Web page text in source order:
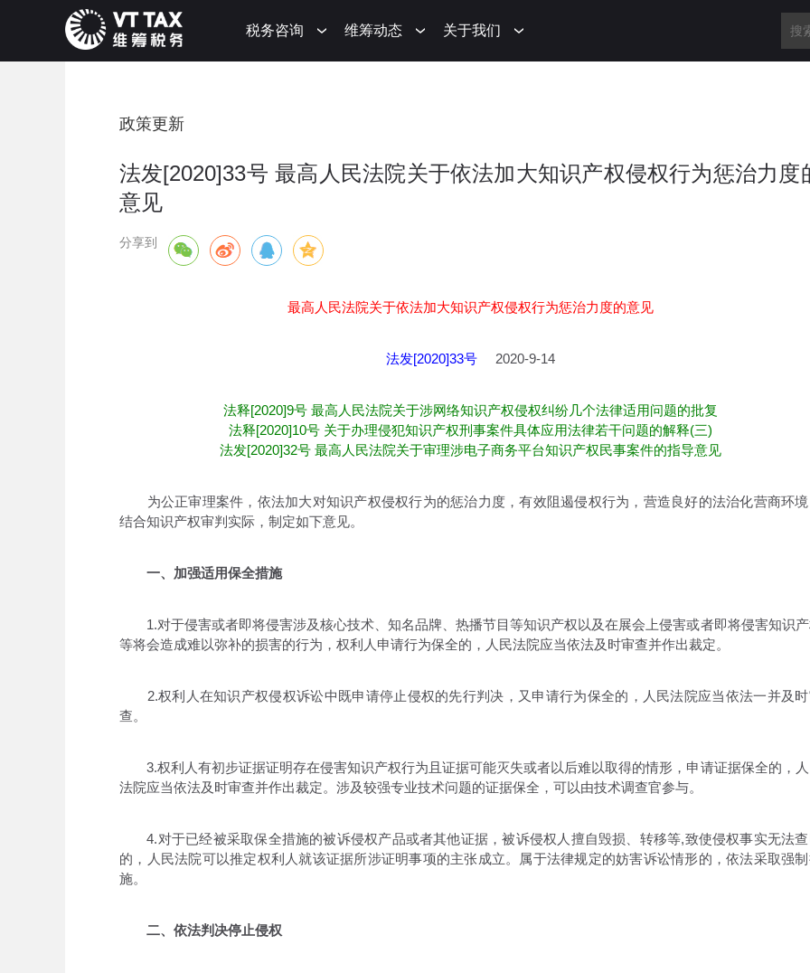
税务咨询 维筹动态 关于我们
政策更新
法发[2020]33号 最高人民法院关于依法加大知识产权侵权行为惩治力度
意见
分享到
最高人民法院关于依法加大知识产权侵权行为惩治力度的意见
法发[2020]33号 2020-9-14
法释[2020]9号 最高人民法院关于涉网络知识产权侵权纠纷几个法律适用问题的批复
法释[2020]10号 关于办理侵犯知识产权刑事案件具体应用法律若干问题的解释(三)
法发[2020]32号 最高人民法院关于审理涉电子商务平台知识产权民事案件的指导意见
为公正审理案件，依法加大对知识产权侵权行为的惩治力度，有效阻遏侵权行为，营造良好的法治化营商环
结合知识产权审判实际，制定如下意见。
一、加强适用保全措施
1.对于侵害或者即将侵害涉及核心技术、知名品牌、热播节目等知识产权以及在展会上侵害或者即将侵害知识
等将会造成难以弥补的损害的行为，权利人申请行为保全的，人民法院应当依法及时审查并作出裁定。
2.权利人在知识产权侵权诉讼中既申请停止侵权的先行判决，又申请行为保全的，人民法院应当依法一并及
查。
3.权利人有初步证据证明存在侵害知识产权行为且证据可能灭失或者以后难以取得的情形，申请证据保全的，
法院应当依法及时审查并作出裁定。涉及较强专业技术问题的证据保全，可以由技术调查官参与。
4.对于已经被采取保全措施的被诉侵权产品或者其他证据，被诉侵权人擅自毁损、转移等,致使侵权事实无法
的，人民法院可以推定权利人就该证据所涉证明事项的主张成立。属于法律规定的妨害诉讼情形的，依法采取强
施。
二、依法判决停止侵权